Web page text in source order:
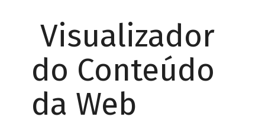
Visualizador
do Conteúdo
da Web